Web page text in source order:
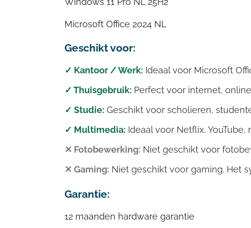
Microsoft Office 2024 NL
Geschikt voor:
✓ Kantoor / Werk:Ideaal voor Microsoft
✓ Thuisgebruik:Perfect voor internet,
✓ Studie:Geschikt voor scholieren,
✓ Multimedia:Ideaal voor Netflix, YouTube,
✕ Fotobewerking:Niet geschikt voor
✕ Gaming:Niet geschikt voor gaming. Het
Garantie:
12 maanden hardware garantie